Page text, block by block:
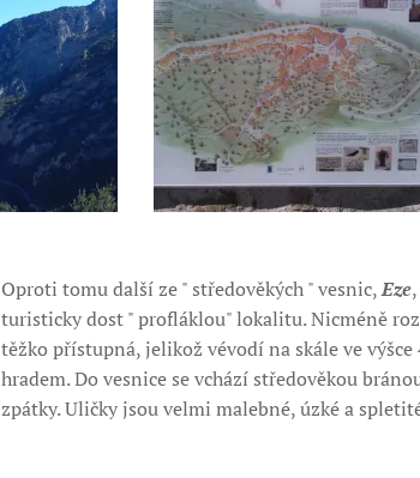
Oproti tomu další ze " středověkých " vesnic,Eze
turisticky dost " profláklou" lokalitu. Nicméně
těžko přístupná, jelikož vévodí na skále ve
hradem. Do vesnice se vchází středověkou
zpátky. Uličky jsou velmi malebné, úzké a